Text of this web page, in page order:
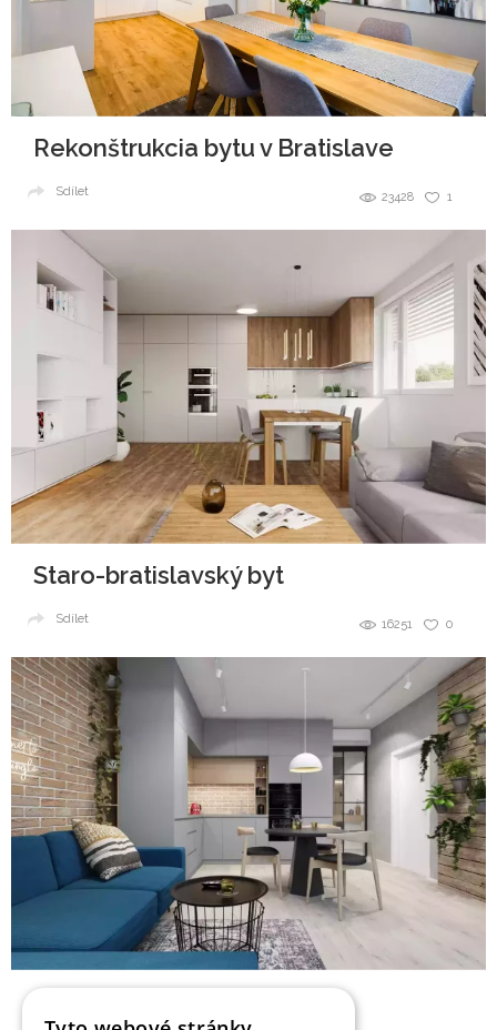
Rekonštrukcia bytu v Bratislave
1
23428
Sdílet
Staro-bratislavský byt
0
16251
Sdílet